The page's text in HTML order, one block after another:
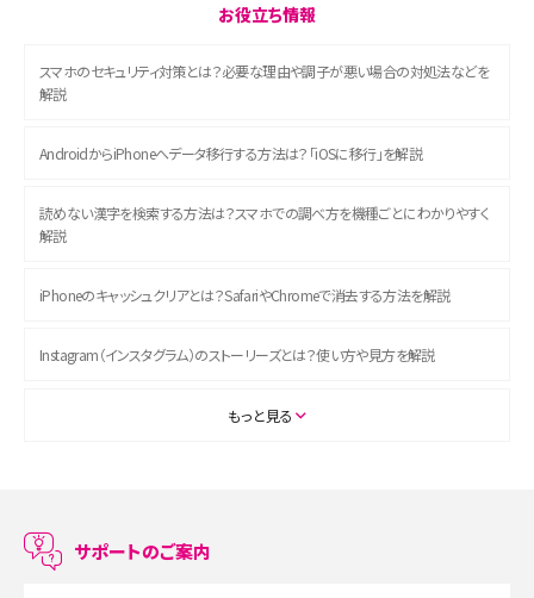
お役立ち情報
スマホのセキュリティ対策とは？必要な理由や調子が悪い場合の対処法などを
解説
AndroidからiPhoneへデータ移行する方法は？「iOSに移行」を解説
読めない漢字を検索する方法は？スマホでの調べ方を機種ごとにわかりやすく
解説
iPhoneのキャッシュクリアとは？SafariやChromeで消去する方法を解説
Instagram（インスタグラム）のストーリーズとは？使い方や見方を解説
ASMRとは？初心者向けの代表ジャンルや楽しみ方を解説
LINEで友だちを削除する方法は？方法ごとの影響や復活・復元する方法も解説
もっと見る
サポートのご案内